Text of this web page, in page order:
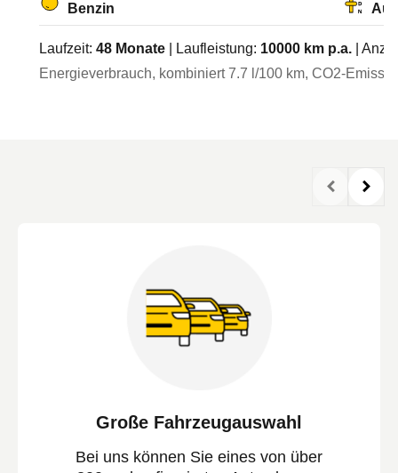
Benzin
Laufzeit: 48 Monate | Laufleistung: 10000 km p.a.
|
Energieverbrauch, kombiniert7.7 l/100 km, CO2-
Große Fahrzeugauswahl
Bei uns können Sie eines von über